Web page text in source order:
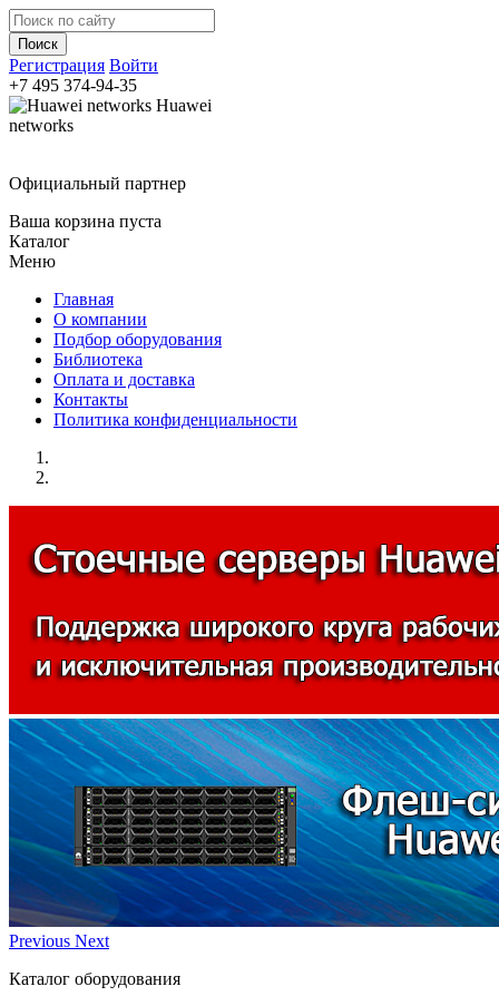
Регистрация Войти
+7 495 374-94-35
Huawei
networks
Официальный партнер
Ваша корзина пуста
Каталог
Меню
Главная
О компании
Подбор оборудования
Библиотека
Оплата и доставка
Контакты
Политика конфиденциальности
Previous Next
Каталог оборудования